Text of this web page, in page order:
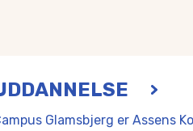
Glamsbjerg er Assens
Salbrovad og Frøbjerg-
og specialbørnehaven